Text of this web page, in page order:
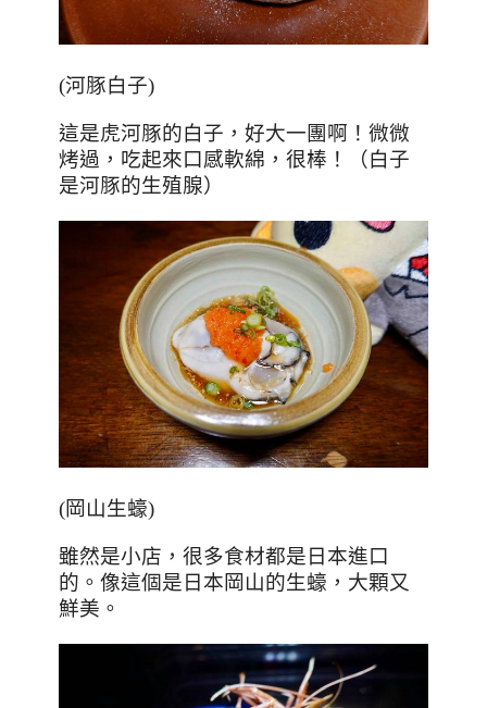
(河豚白子)
這是虎河豚的白子，好大一團啊！微微
烤過，吃起來口感軟綿，很棒！（白子
是河豚的生殖腺）
(岡山生蠔)
雖然是小店，很多食材都是日本進口
的。像這個是日本岡山的生蠔，大顆又
鮮美。